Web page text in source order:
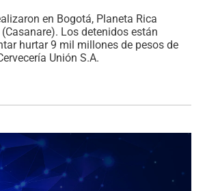
en Bogotá, Planeta Rica
Los detenidos están
hurtar 9 mil millones de pesos de
Unión S.A.